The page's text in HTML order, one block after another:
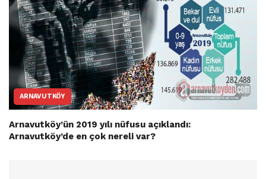
ARNAVUTKÖY
Arnavutköy’ün 2019 yılı nüfusu açıklandı:
Arnavutköy’de en çok nereli var?